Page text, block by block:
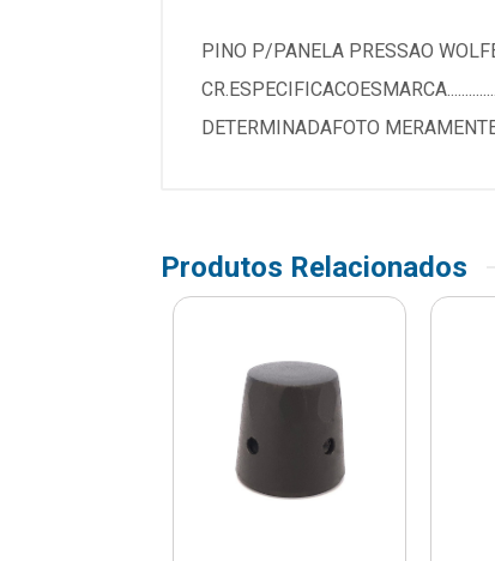
PINO P/PANELA PRESSAO
DETERMINADAFOTO
Produtos Relacionados